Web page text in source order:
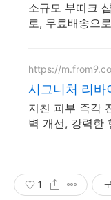
소규모 부띠크
로, 무료배송으
https://
시그니처 리바
지친 피부 즉각
벽 개선, 강력한
1